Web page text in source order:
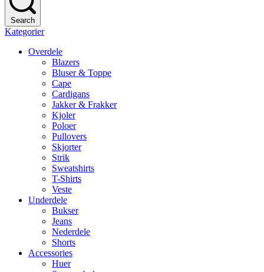
Search
Kategorier
Overdele
Blazers
Bluser & Toppe
Cape
Cardigans
Jakker & Frakker
Kjoler
Poloer
Pullovers
Skjorter
Strik
Sweatshirts
T-Shirts
Veste
Underdele
Bukser
Jeans
Nederdele
Shorts
Accessories
Huer